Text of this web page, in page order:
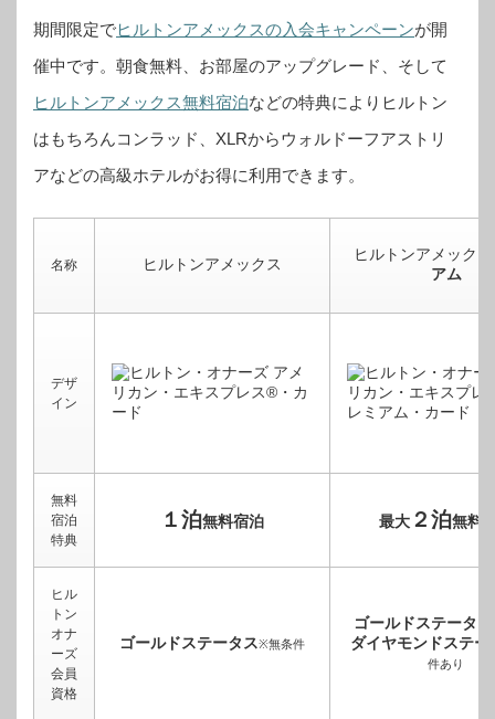
期間限定でヒルトンアメックスの入会キャンペーンが開
催中です。 朝食無料、お部屋のアップグレード、そして
ヒルトンアメックス無料宿泊などの特典によりヒルトン
はもちろんコンラッド、XLRからウォルドーフアストリ
アなどの高級ホテルがお得に利用できます。
名称 ヒルトンアメックス
ヒルトンアメックス
アム
デザ
イン
無料
宿泊
特典
１泊無料宿泊 最大２泊無料
ヒル
トン
オナ
ーズ
会員
資格
ゴールドステータス※無条件
ゴールドステータス
ダイヤモンドステー
件あり